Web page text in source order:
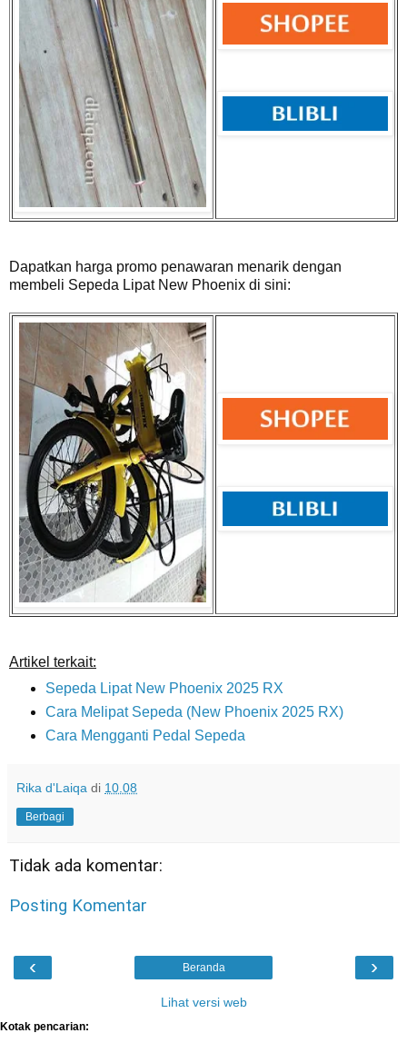
Dapatkan harga promo penawaran menarik dengan
membeli Sepeda Lipat New Phoenix di sini:
Artikel terkait:
Sepeda Lipat New Phoenix 2025 RX
Cara Melipat Sepeda (New Phoenix 2025 RX)
Cara Mengganti Pedal Sepeda
Rika d'Laiqa di 10.08
Berbagi
Tidak ada komentar:
Posting Komentar
‹ ›
Beranda
Lihat versi web
Kotak pencarian: